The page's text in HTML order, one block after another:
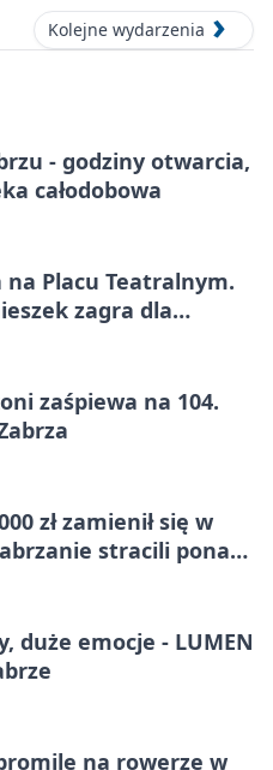
Kolejne wydarzenia
- godziny otwarcia,
całodobowa
na Placu Teatralnym.
zagra dla
zaśpiewa na 104.
zł zamienił się w
stracili ponad
duże emocje - LUMEN
na rowerze w